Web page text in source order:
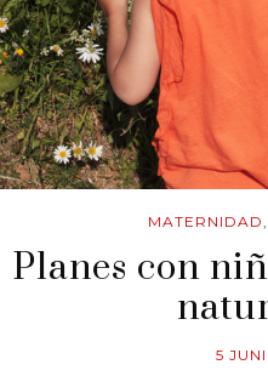
MATERNIDAD,
Planes con
5